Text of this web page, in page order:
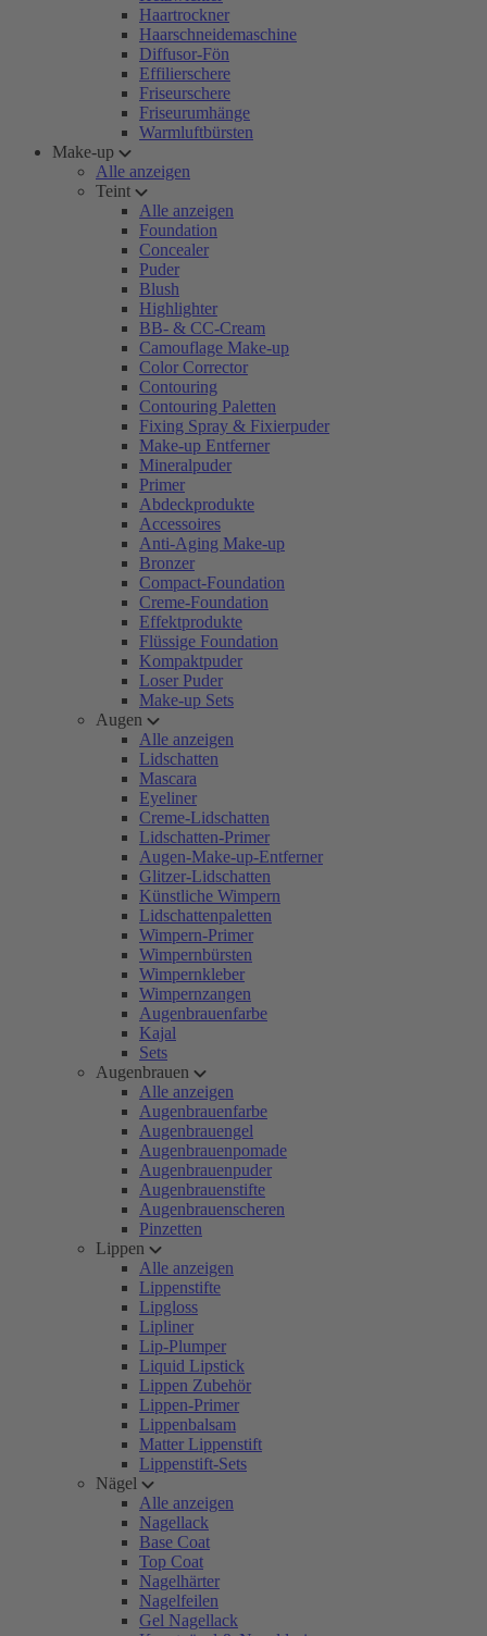
Haartrockner
Haarschneidemaschine
Diffusor-Fön
Effilierschere
Friseurschere
Friseurumhänge
Warmluftbürsten
Make-up
Alle anzeigen
Teint
Alle anzeigen
Foundation
Concealer
Puder
Blush
Highlighter
BB- & CC-Cream
Camouflage Make-up
Color Corrector
Contouring
Contouring Paletten
Fixing Spray & Fixierpuder
Make-up Entferner
Mineralpuder
Primer
Abdeckprodukte
Accessoires
Anti-Aging Make-up
Bronzer
Compact-Foundation
Creme-Foundation
Effektprodukte
Flüssige Foundation
Kompaktpuder
Loser Puder
Make-up Sets
Augen
Alle anzeigen
Lidschatten
Mascara
Eyeliner
Creme-Lidschatten
Lidschatten-Primer
Augen-Make-up-Entferner
Glitzer-Lidschatten
Künstliche Wimpern
Lidschattenpaletten
Wimpern-Primer
Wimpernbürsten
Wimpernkleber
Wimpernzangen
Augenbrauenfarbe
Kajal
Sets
Augenbrauen
Alle anzeigen
Augenbrauenfarbe
Augenbrauengel
Augenbrauenpomade
Augenbrauenpuder
Augenbrauenstifte
Augenbrauenscheren
Pinzetten
Lippen
Alle anzeigen
Lippenstifte
Lipgloss
Lipliner
Lip-Plumper
Liquid Lipstick
Lippen Zubehör
Lippen-Primer
Lippenbalsam
Matter Lippenstift
Lippenstift-Sets
Nägel
Alle anzeigen
Nagellack
Base Coat
Top Coat
Nagelhärter
Nagelfeilen
Gel Nagellack